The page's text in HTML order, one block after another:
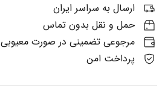
ارسال به سراسر ایران
حمل و نقل بدون تماس
مرجوعی تضمینی در صورت معیوبی
پرداخت امن